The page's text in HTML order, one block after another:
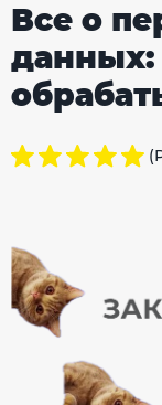
Все о
данных: